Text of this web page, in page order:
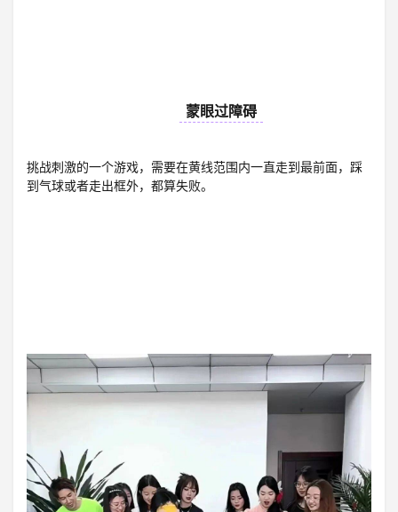
蒙眼过障碍
挑战刺激的一个游戏，需要在黄线范围内一直走到最前面，踩
到气球或者走出框外，都算失败。